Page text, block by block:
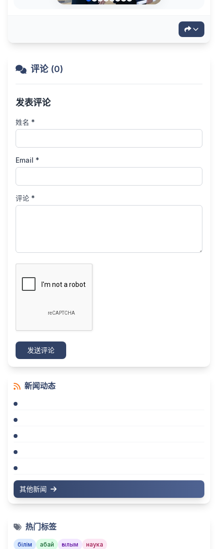
评论 (0)
发表评论
姓名 *
Email *
评论 *
发送评论
新闻动态
其他新闻
热门标签
білім абай ғылым
наука